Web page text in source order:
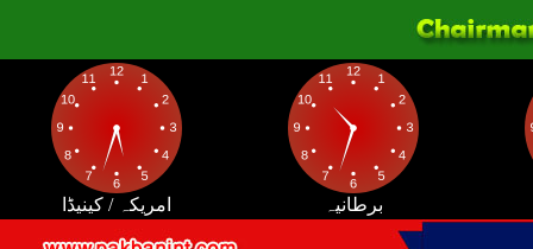
امریکہ / کینیڈا برطانیہ